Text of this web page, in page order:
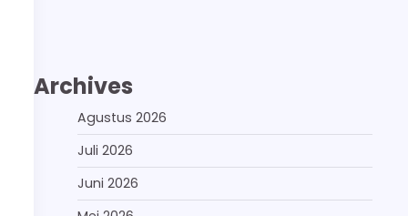
Archives
Agustus 2026
Juli 2026
Juni 2026